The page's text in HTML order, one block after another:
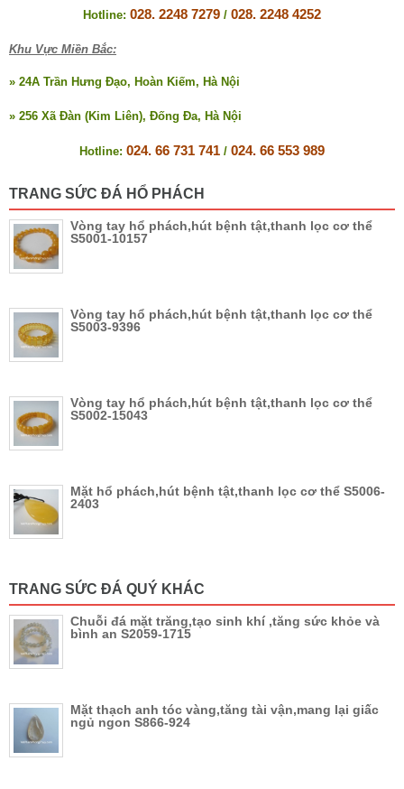
Hotline: 028. 2248 7279 / 028. 2248 4252
Khu Vực Miền Bắc:
» 24A Trần Hưng Đạo, Hoàn Kiếm, Hà Nội
» 256 Xã Đàn (Kim Liên), Đống Đa, Hà Nội
Hotline: 024. 66 731 741 / 024. 66 553 989
TRANG SỨC ĐÁ HỔ PHÁCH
Vòng tay hổ phách,hút bệnh tật,thanh lọc cơ thể
S5001-10157
Vòng tay hổ phách,hút bệnh tật,thanh lọc cơ thể
S5003-9396
Vòng tay hổ phách,hút bệnh tật,thanh lọc cơ thể
S5002-15043
Mặt hổ phách,hút bệnh tật,thanh lọc cơ thể S5006-
2403
TRANG SỨC ĐÁ QUÝ KHÁC
Chuỗi đá mặt trăng,tạo sinh khí ,tăng sức khỏe và
bình an S2059-1715
Mặt thạch anh tóc vàng,tăng tài vận,mang lại giấc
ngủ ngon S866-924